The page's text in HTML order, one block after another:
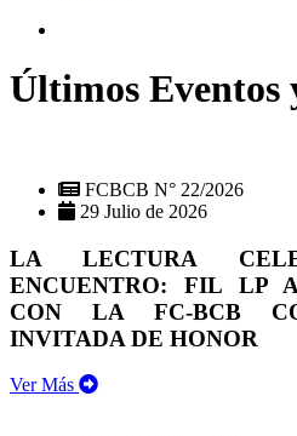
Últimos Eventos
FCBCB N° 22/2026
29 Julio de 2026
LA LECTURA
ENCUENTRO: FIL LP
CON LA FC-BCB
INVITADA DE HONOR
Ver Más